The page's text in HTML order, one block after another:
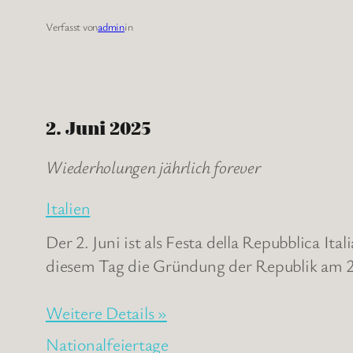
Verfasst vonadminin
2. Juni 2025
Wiederholungen jährlich forever
Italien
Der 2. Juni ist als Festa della Repubblica
diesem Tag die Gründung der Republik am
Weitere Details »
Nationalfeiertage